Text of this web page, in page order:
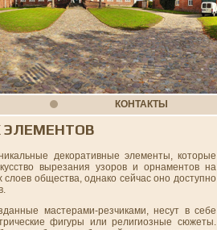
КОНТАКТЫ
ЭЛЕМЕНТОВ
декоративные элементы, которые
вырезания узоров и орнаментов на
общества, однако сейчас оно доступно
мастерами-резчиками, несут в себе
фигуры или религиозные сюжеты.